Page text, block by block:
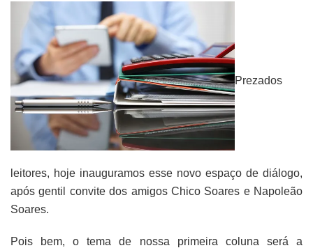
Prezados
leitores, hoje inauguramos esse novo espaço de diálogo,
após gentil convite dos amigos Chico Soares e Napoleão
Soares.
Pois bem, o tema de nossa primeira coluna será a